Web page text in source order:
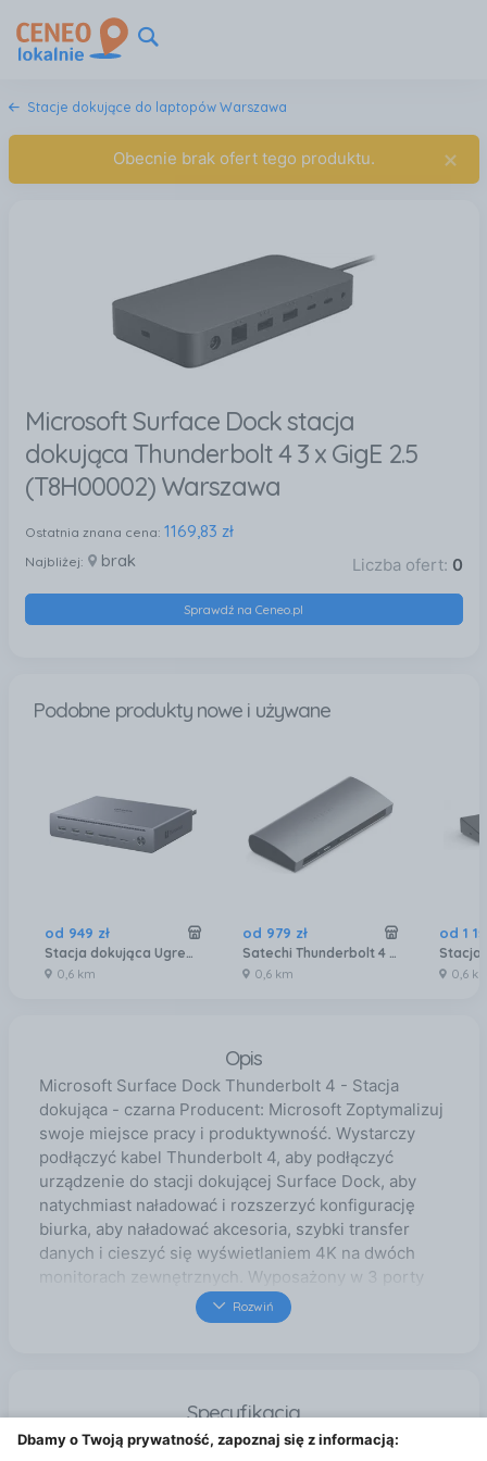
Stacje dokujące do laptopów Warszawa
Obecnie brak ofert tego produktu. ×
Microsoft Surface Dock stacja
dokująca Thunderbolt 4 3 x GigE 2.5
(T8H00002) Warszawa
Ostatnia znana cena: 1169,83 zł
Najbliżej: brak Liczba ofert: 0
Sprawdź na Ceneo.pl
Podobne produkty nowe i używane
od 949 zł
Stacja dokująca Ugreen Maxidok U712 (U712)
0,6 km
od 979 zł
Satechi Thunderbolt 4 Dock - stacja dokująca (1x Thunderbolt 4 host port 96W, 3x Thunderbolt 4 15W, Gigabit ethernet, 3x USB-A 10Gbps, USB-A do ładowa
0,6 km
od 1
0,6
Opis
Microsoft Surface Dock Thunderbolt 4 - Stacja
dokująca - czarna Producent: Microsoft Zoptymalizuj
swoje miejsce pracy i produktywność. Wystarczy
podłączyć kabel Thunderbolt 4, aby podłączyć
urządzenie do stacji dokującej Surface Dock, aby
natychmiast naładować i rozszerzyć konfigurację
biurka, aby naładować akcesoria, szybki transfer
danych i cieszyć się wyświetlaniem 4K na dwóch
monitorach zewnętrznych. Wyposażony w 3 porty
USB-C, 3 porty USB-A, gniazdo audio 3,5 mm, 1 port
Ethernet 2,5G i gniazdo blokady bezpieczeństwa.
Thunderbolt 4 i USB 4. Zoptymalizuj swoje miejsce
pracy i produktywność. Wystarczy podłączyć kabel
Rozwiń
Specyfikacja
Podstawowe informacje
Dbamy o Twoją prywatność, zapoznaj się z informacją: